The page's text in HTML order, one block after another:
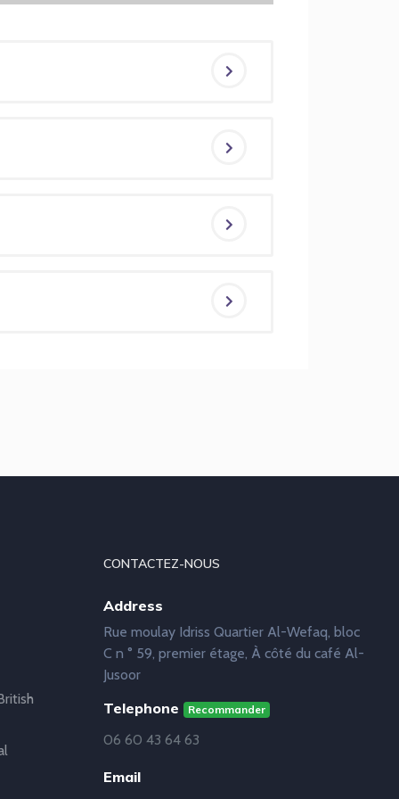
CONTACTEZ-NOUS
Address
Rue moulay Idriss Quartier Al-Wefaq, bloc
C n ° 59, premier étage, À côté du café Al-
Jusoor
Telephone Recommander
06 60 43 64 63
Email